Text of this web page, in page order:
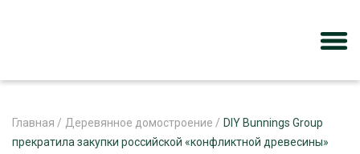
Главная / Деревянное домостроение / DIY Bunnings Group
прекратила закупки российской «конфликтной древесины»